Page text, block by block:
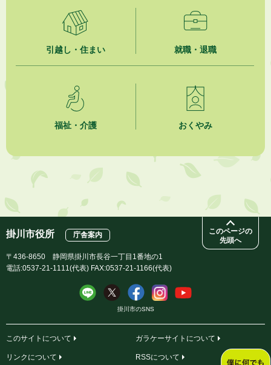
【参加者募集】プロ棋士から学ぼう！はじめての将棋教室
2026年8月1日
市民活動カレンダー（リスト形式）
2026年8月1日
市議会だより 第100号 (令和8年8月1日発行)を掲載しました
引越し・住まい 就職・退職
福祉・介護 おくやみ
このページの
先頭へ
掛川市役所 庁舎案内
〒436-8650 静岡県掛川市長谷一丁目1番地の1
電話:0537-21-1111(代表) FAX:0537-21-1166(代表)
掛川市のSNS
このサイトについて ガラケーサイトについて
リンクについて RSSについて